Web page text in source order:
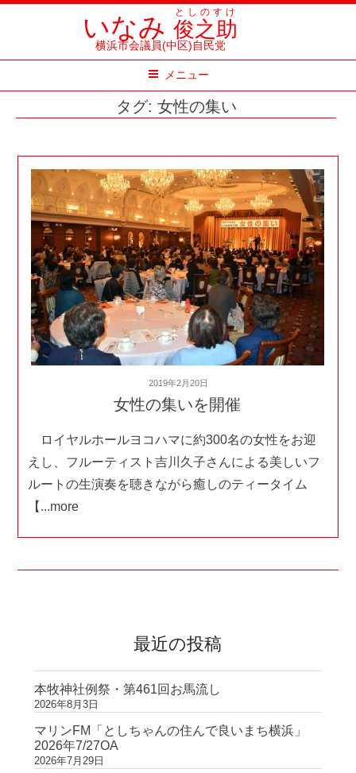
いなみ俊之助
としのすけ
横浜市会議員(中区)自民党
メニュー
タグ: 女性の集い
投
稿
日:
2019年2月20日
女性の集いを開催
ロイヤルホールヨコハマに約300名の女性をお迎
えし、フルーティスト吉川久子さんによる美しいフ
ルートの生演奏を聴きながら癒しのティータイム
【...more
最近の投稿
本牧神社例祭・第461回お馬流し
2026年8月3日
マリンFM「としちゃんの住んで良いまち横浜」
2026年7/27OA
2026年7月29日